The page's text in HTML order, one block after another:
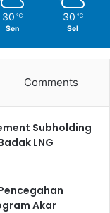
30 ℃
Sen
30 ℃
Sel
Comments
Subholding
LNG
Akar